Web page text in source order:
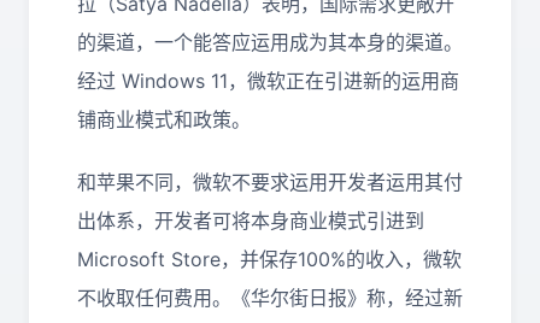
的渠道，一个能答应运用成为其本身的渠道。
经过 Windows 11，微软正在引进新的运用商
铺商业模式和政策。
和苹果不同，微软不要求运用开发者运用其付
出体系，开发者可将本身商业模式引进到
Microsoft Store，并保存100%的收入，微软
不收取任何费用。《华尔街日报》称，经过新